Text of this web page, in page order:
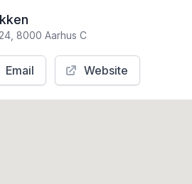
8000 Aarhus C
Email Website